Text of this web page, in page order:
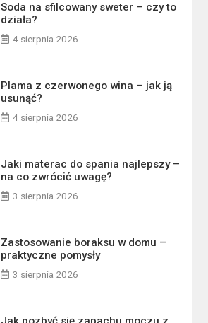
Soda na sfilcowany sweter – czy to
działa?
4 sierpnia 2026
Plama z czerwonego wina – jak ją
usunąć?
4 sierpnia 2026
Jaki materac do spania najlepszy –
na co zwrócić uwagę?
3 sierpnia 2026
Zastosowanie boraksu w domu –
praktyczne pomysły
3 sierpnia 2026